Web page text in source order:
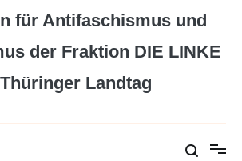
für Antifaschismus und
der Fraktion DIE LINKE
Landtag